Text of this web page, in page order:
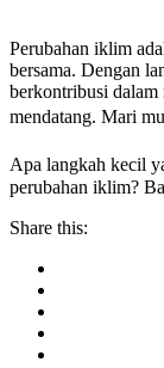
Perubahan iklim
bersama. Dengan
berkontribusi
mendatang. Mari
Apa langkah kecil
perubahan iklim?
Share this: